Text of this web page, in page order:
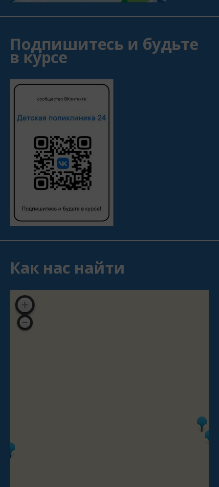
Подпишитесь и будьте
в курсе
Как нас найти